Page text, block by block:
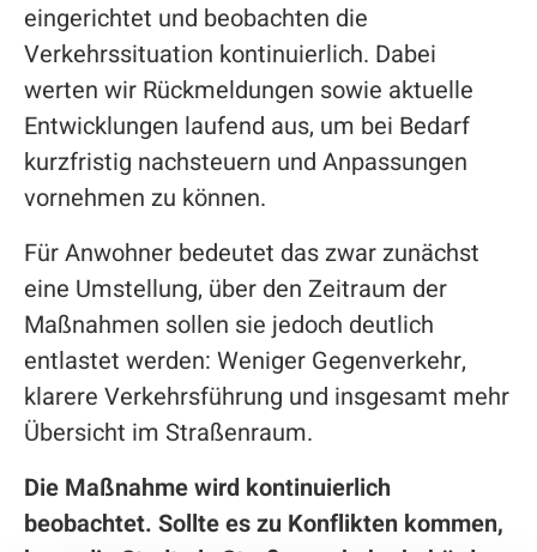
eingerichtet und beobachten die
Verkehrssituation kontinuierlich. Dabei
werten wir Rückmeldungen sowie aktuelle
Entwicklungen laufend aus, um bei Bedarf
kurzfristig nachsteuern und Anpassungen
vornehmen zu können.
Für Anwohner bedeutet das zwar zunächst
eine Umstellung, über den Zeitraum der
Maßnahmen sollen sie jedoch deutlich
entlastet werden: Weniger Gegenverkehr,
klarere Verkehrsführung und insgesamt mehr
Übersicht im Straßenraum.
Die Maßnahme wird kontinuierlich
beobachtet. Sollte es zu Konflikten kommen,